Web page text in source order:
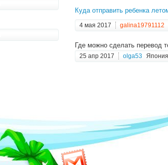
Куда отправить ребенка
4 мая 2017 galina19791112
Где можно сделать перевод
25 апр 2017 olga53 Япония